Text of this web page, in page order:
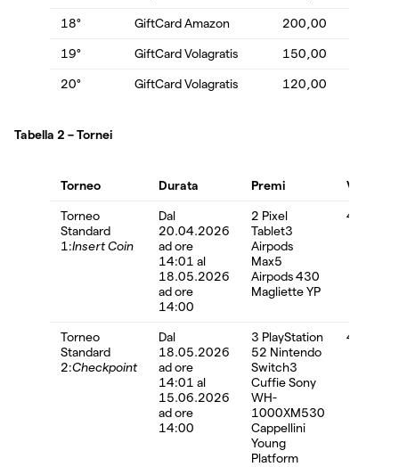
18° GiftCard Amazon 200,00
19° GiftCard Volagratis 150,00
20° GiftCard Volagratis 120,00
Tabella 2 – Tornei
Torneo Durata Premi Valore
Torneo
Standard
1:Insert Coin
Dal
20.04.2026
ad ore
14:01 al
18.05.2026
ad ore
14:00
2 Pixel
Tablet3
Airpods
Max5
Airpods 430
Magliette YP
Torneo
Standard
2:Checkpoint
Dal
18.05.2026
ad ore
14:01 al
15.06.2026
ad ore
14:00
3 PlayStation
52 Nintendo
Switch3
Cuffie Sony
WH-
1000XM530
Cappellini
Young
Platform